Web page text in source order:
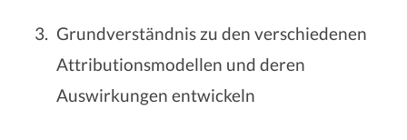
Grundverständnis zu den verschiedenen
Attributionsmodellen und deren
Auswirkungen entwickeln